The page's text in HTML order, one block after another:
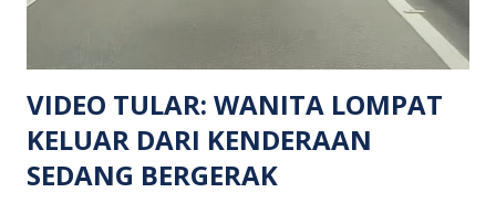
siasatan lanjut. Kes disiasat mengikut Seksyen 302 Kanun
Keseksaan kerana membunuh. Orang ramai yang mempunyai
maklumat diminta t...
VIDEO TULAR: WANITA LOMPAT
KELUAR DARI KENDERAAN
SEDANG BERGERAK